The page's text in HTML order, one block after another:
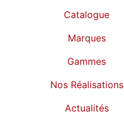
Catalogue
Marques
Gammes
Nos Réalisations
Actualités